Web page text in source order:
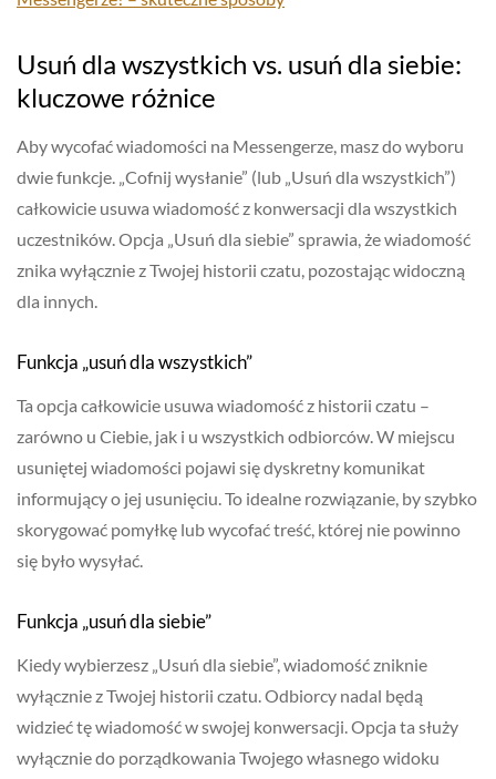
Usuń dla wszystkich vs. usuń dla siebie:
kluczowe różnice
Aby wycofać wiadomości na Messengerze, masz do wyboru
dwie funkcje. „Cofnij wysłanie” (lub „Usuń dla wszystkich”)
całkowicie usuwa wiadomość z konwersacji dla wszystkich
uczestników. Opcja „Usuń dla siebie” sprawia, że wiadomość
znika wyłącznie z Twojej historii czatu, pozostając widoczną
dla innych.
Funkcja „usuń dla wszystkich”
Ta opcja całkowicie usuwa wiadomość z historii czatu –
zarówno u Ciebie, jak i u wszystkich odbiorców. W miejscu
usuniętej wiadomości pojawi się dyskretny komunikat
informujący o jej usunięciu. To idealne rozwiązanie, by szybko
skorygować pomyłkę lub wycofać treść, której nie powinno
się było wysyłać.
Funkcja „usuń dla siebie”
Kiedy wybierzesz „Usuń dla siebie”, wiadomość zniknie
wyłącznie z Twojej historii czatu. Odbiorcy nadal będą
widzieć tę wiadomość w swojej konwersacji. Opcja ta służy
wyłącznie do porządkowania Twojego własnego widoku